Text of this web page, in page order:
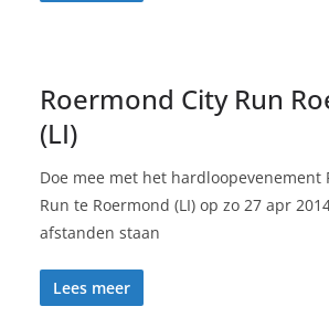
Roermond City Run
(LI)
Doe mee met het hardloopevenement
Run te Roermond (LI) op zo 27 apr
afstanden staan
Lees meer